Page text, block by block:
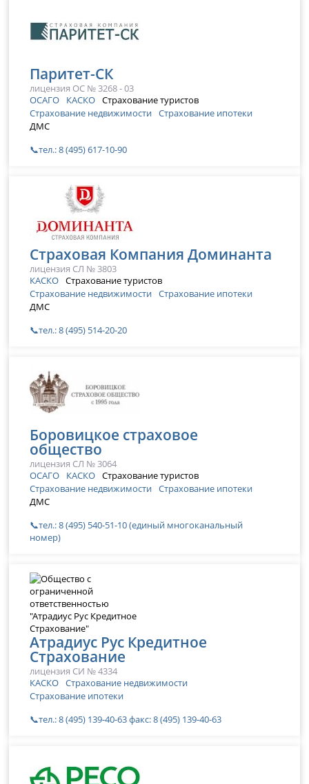
Паритет-СК
лицензия ОС № 3268 - 03
ОСАГО
КАСКО Страхование туристов
Страхование недвижимости Страхование ипотеки
ДМС
📞тел.: 8 (495) 617-10-90
Страховая Компания Доминанта
лицензия СЛ № 3803
КАСКО Страхование туристов
Страхование недвижимости Страхование ипотеки
ДМС
📞тел.: 8 (495) 514-20-20
Боровицкое страховое
общество
лицензия СЛ № 3064
ОСАГО
КАСКО Страхование туристов
Страхование недвижимости Страхование ипотеки
ДМС
📞тел.: 8 (495) 540-51-10 (единый многоканальный
номер)
Атрадиус Рус Кредитное
Страхование
лицензия СИ № 4334
КАСКО Страхование недвижимости
Страхование ипотеки
📞тел.: 8 (495) 139-40-63 факс: 8 (495) 139-40-63